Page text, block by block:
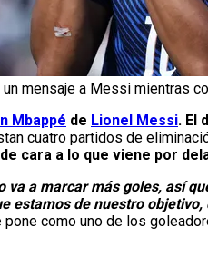
un mensaje a Messi mientras
Mbappé de Lionel Messi. El
cuatro partidos de
cara a lo que viene por
va a marcar más goles, así
estamos de nuestro objetivo,
como uno de los